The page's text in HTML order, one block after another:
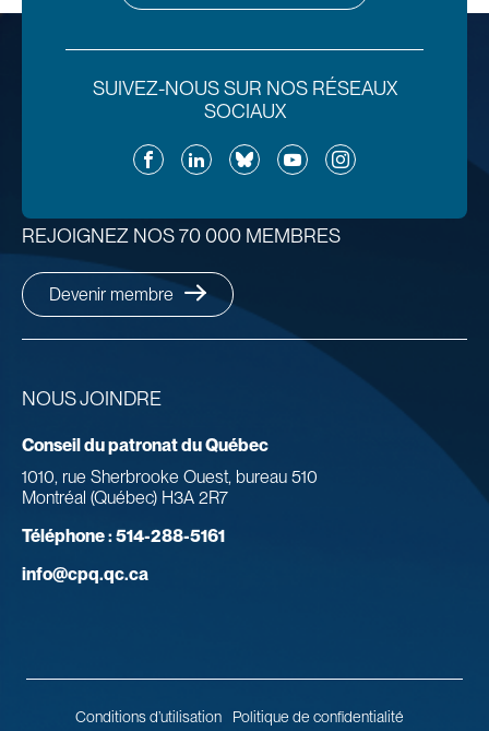
SUIVEZ-NOUS SUR NOS RÉSEAUX
SOCIAUX
FacebookLinkedInBlueskyYouTubeInstagram
NOUS JOINDRE
Conseil du patronat du Québec
1010, rue Sherbrooke Ouest, bureau 510
Montréal (Québec) H3A 2R7
Téléphone :514-288-5161
info@cpq.qc.ca
REJOIGNEZ NOS 70 000 MEMBRES
Devenir membre
Conditions d’utilisation Politique de confidentialité